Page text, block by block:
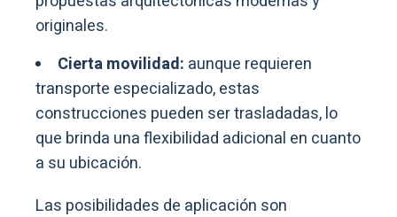
originales.
Cierta movilidad: aunque requieren
transporte especializado, estas
construcciones pueden ser trasladadas, lo
que brinda una flexibilidad adicional en cuanto
a su ubicación.
Las posibilidades de aplicación son